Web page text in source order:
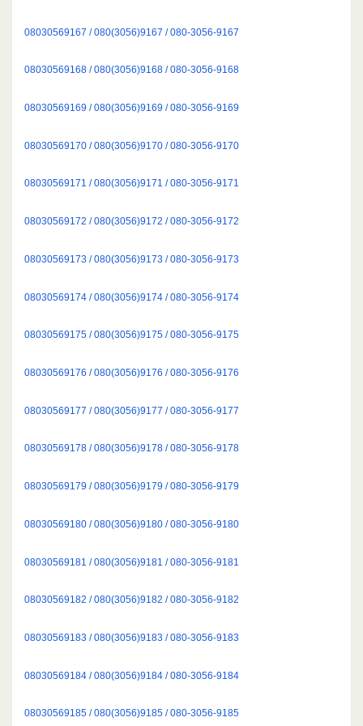
08030569167 / 080(3056)9167 / 080-3056-9167
08030569168 / 080(3056)9168 / 080-3056-9168
08030569169 / 080(3056)9169 / 080-3056-9169
08030569170 / 080(3056)9170 / 080-3056-9170
08030569171 / 080(3056)9171 / 080-3056-9171
08030569172 / 080(3056)9172 / 080-3056-9172
08030569173 / 080(3056)9173 / 080-3056-9173
08030569174 / 080(3056)9174 / 080-3056-9174
08030569175 / 080(3056)9175 / 080-3056-9175
08030569176 / 080(3056)9176 / 080-3056-9176
08030569177 / 080(3056)9177 / 080-3056-9177
08030569178 / 080(3056)9178 / 080-3056-9178
08030569179 / 080(3056)9179 / 080-3056-9179
08030569180 / 080(3056)9180 / 080-3056-9180
08030569181 / 080(3056)9181 / 080-3056-9181
08030569182 / 080(3056)9182 / 080-3056-9182
08030569183 / 080(3056)9183 / 080-3056-9183
08030569184 / 080(3056)9184 / 080-3056-9184
08030569185 / 080(3056)9185 / 080-3056-9185